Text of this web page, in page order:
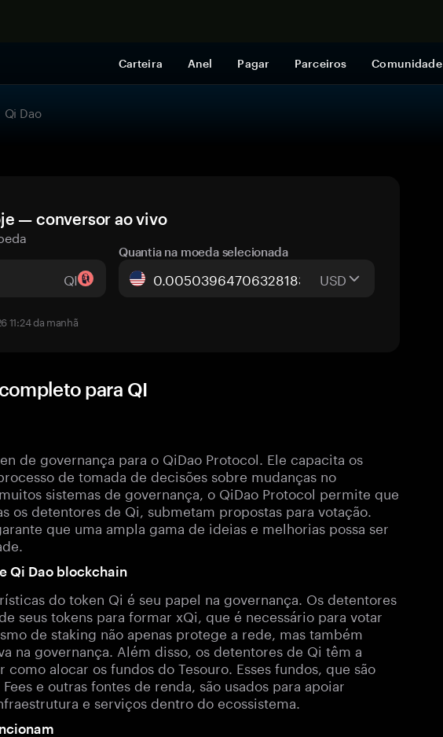
Carteira Anel Pagar Parceiros Comunidade
Qi Dao
— conversor ao vivo
QI
Quantia na moeda selecionada
USD
11:24 da manhã
para QI
de governança para o QiDao Protocol. Ele capacita os
de tomada de decisões sobre mudanças no
sistemas de governança, o QiDao Protocol permite que
os detentores de Qi, submetam propostas para votação.
que uma ampla gama de ideias e melhorias possa ser
Qi Dao blockchain
do token Qi é seu papel na governança. Os detentores
seus tokens para formar xQi, que é necessário para votar
de staking não apenas protege a rede, mas também
na governança. Além disso, os detentores de Qi têm a
alocar os fundos do Tesouro. Esses fundos, que são
e outras fontes de renda, são usados para apoiar
e serviços dentro do ecossistema.